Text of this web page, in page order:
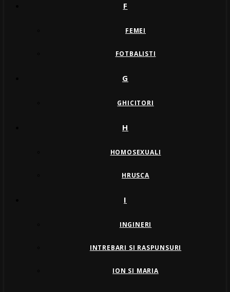
F
FEMEI
FOTBALISTI
G
GHICITORI
H
HOMOSEXUALI
HRUSCA
I
INGINERI
INTREBARI SI RASPUNSURI
ION SI MARIA